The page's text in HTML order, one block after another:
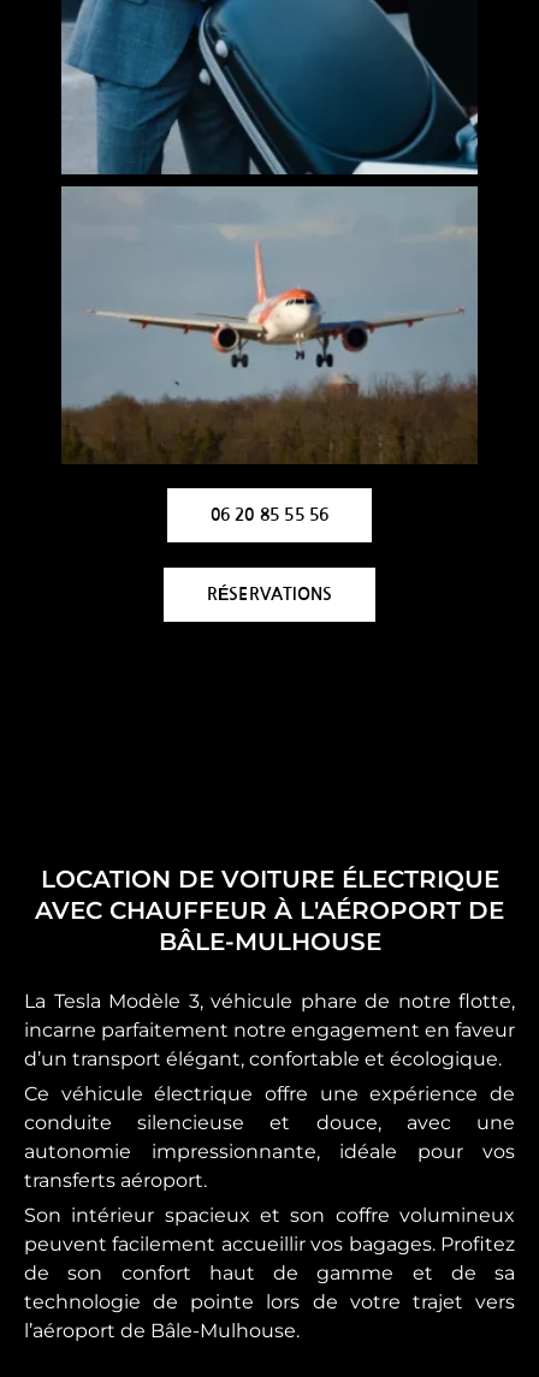
06 20 85 55 56
RÉSERVATIONS
LOCATION DE VOITURE ÉLECTRIQUE
AVEC CHAUFFEUR À L'AÉROPORT DE
BÂLE-MULHOUSE
La Tesla Modèle 3, véhicule phare de notre flotte,
incarne parfaitement notre engagement en faveur
d’un transport élégant, confortable et écologique.
Ce véhicule électrique offre une expérience de
conduite silencieuse et douce, avec une
autonomie impressionnante, idéale pour vos
transferts aéroport.
Son intérieur spacieux et son coffre volumineux
peuvent facilement accueillir vos bagages. Profitez
de son confort haut de gamme et de sa
technologie de pointe lors de votre trajet vers
l’aéroport de Bâle-Mulhouse.